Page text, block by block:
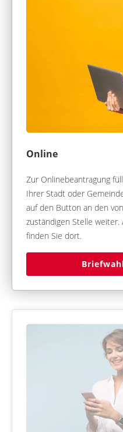
Online
Zur Onlinebeantragung
Ihrer Stadt oder
auf den Button an den
zuständigen Stelle
finden Sie dort.